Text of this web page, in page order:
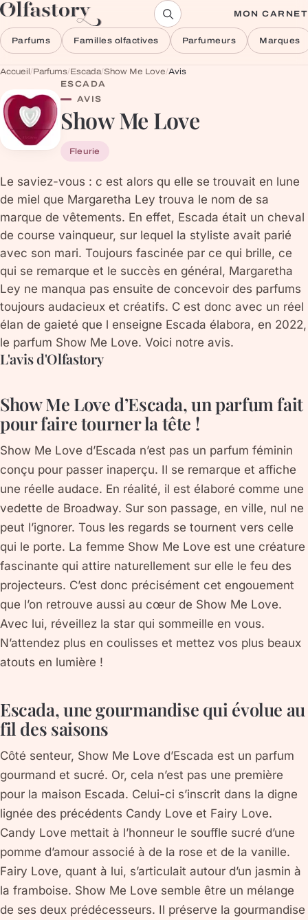
Aller au contenu MON CARNET
Parfums Familles olfactives Parfumeurs Marques
Accueil/Parfums/Escada/Show Me Love/Avis
ESCADA
AVIS
Show Me Love
Fleurie
Le saviez-vous : c est alors qu elle se trouvait en lune
de miel que Margaretha Ley trouva le nom de sa
marque de vêtements. En effet, Escada était un cheval
de course vainqueur, sur lequel la styliste avait parié
avec son mari. Toujours fascinée par ce qui brille, ce
qui se remarque et le succès en général, Margaretha
Ley ne manqua pas ensuite de concevoir des parfums
toujours audacieux et créatifs. C est donc avec un réel
élan de gaieté que l enseigne Escada élabora, en 2022,
le parfum Show Me Love. Voici notre avis.
L'avis d'Olfastory
Show Me Love d’Escada, un parfum fait
pour faire tourner la tête !
Show Me Love d’Escada n’est pas un parfum féminin
conçu pour passer inaperçu. Il se remarque et affiche
une réelle audace. En réalité, il est élaboré comme une
vedette de Broadway. Sur son passage, en ville, nul ne
peut l’ignorer. Tous les regards se tournent vers celle
qui le porte. La femme Show Me Love est une créature
fascinante qui attire naturellement sur elle le feu des
projecteurs. C’est donc précisément cet engouement
que l’on retrouve aussi au cœur de Show Me Love.
Avec lui, réveillez la star qui sommeille en vous.
N’attendez plus en coulisses et mettez vos plus beaux
atouts en lumière !
Escada, une gourmandise qui évolue au
fil des saisons
Côté senteur, Show Me Love d’Escada est un parfum
gourmand et sucré. Or, cela n’est pas une première
pour la maison Escada. Celui-ci s’inscrit dans la digne
lignée des précédents Candy Love et Fairy Love.
Candy Love mettait à l’honneur le souffle sucré d’une
pomme d’amour associé à de la rose et de la vanille.
Fairy Love, quant à lui, s’articulait autour d’un jasmin à
la framboise. Show Me Love semble être un mélange
de ses deux prédécesseurs. Il préserve la gourmandise